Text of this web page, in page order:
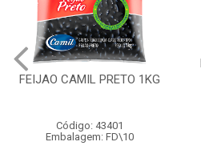
FEIJAO CAMIL PRETO 1KG
Código: 43401
Embalagem: FD\10